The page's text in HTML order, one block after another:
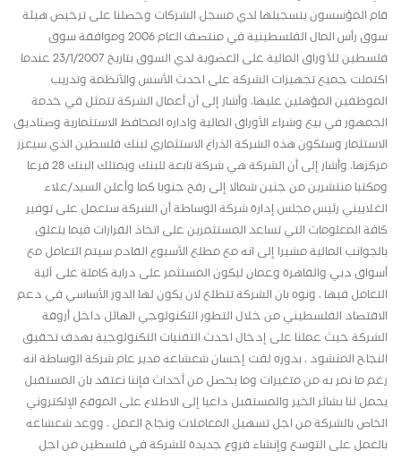
قام المؤسسون بتسجيلها لدي مسجل الشركات وحصلنا على ترخيص هيئة
سوق رأس المال الفلسطينية في منتصف العام 2006 وموافقة سوق
فلسطين للأوراق المالية على العضوية لدي السوق بتاريخ 23/1/2007 عندما
اكتملت جميع تجهيزات الشركة على احدث الأسس والأنظمة وتدريب
الموظفين المؤهلين عليها، وأشار إلى أن أعمال الشركة تتمثل في خدمة
الجمهور في بيع وشراء الأوراق المالية واداره المحافظ الاستثمارية وصناديق
الاستثمار وستكون هذه الشركة الذراع الاستثماري لبنك فلسطين الذي سيعزز
مركزها، وأشار إلى أن الشركة هي شركة تابعة للبنك ويمتلك البنك 28 فرعا
ومكتبا منتشرين من جنين شمالا إلى رفح جنوبا كما وأعلن السيد/علاء
الغلاييني رئيس مجلس إدارة شركة الوساطة أن الشركة ستعمل على توفير
كافة المعلومات التي تساعد المستثمرين على اتخاذ القرارات فيما يتعلق
بالجوانب المالية مشيرا إلى انه مع مطلع الأسبوع القادم سيتم التعامل مع
أسواق دبي والقاهرة وعمان ليكون المستثمر على دراية كاملة على آلية
التعامل فيها ، ونوه بان الشركة تتطلع لان يكون لها الدور الأساسي في دعم
الاقتصاد الفلسطيني من خلال التطور التكنولوجي الهائل داخل أروقة
الشركة حيث عملنا على إدخال احدث التقنيات التكنولوجية بهدف تحقيق
النجاح المنشود ، بدوره لفت إحسان شعشاعه مدير عام شركة الوساطة انه
رغم ما نمر به من متغيرات وما يحصل من أحداث فإننا نعتقد بان المستقبل
يحمل لنا بشائر الخير والمستقبل داعيا إلى الاطلاع على الموقع الإلكتروني
الخاص بالشركة من اجل تسهيل المعاملات ونجاح العمل ، ووعد شعشاعه
بالعمل على التوسع وإنشاء فروع جديدة للشركة في فلسطين من اجل